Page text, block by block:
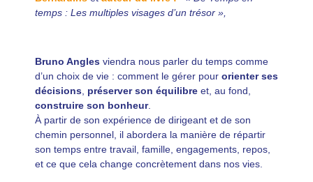
temps : Les multiples visages d’un trésor »,
Bruno Angles viendra nous parler du temps comme
d’un choix de vie : comment le gérer pour orienter ses
décisions, préserver son équilibre et, au fond,
construire son bonheur.
À partir de son expérience de dirigeant et de son
chemin personnel, il abordera la manière de répartir
son temps entre travail, famille, engagements, repos,
et ce que cela change concrètement dans nos vies.